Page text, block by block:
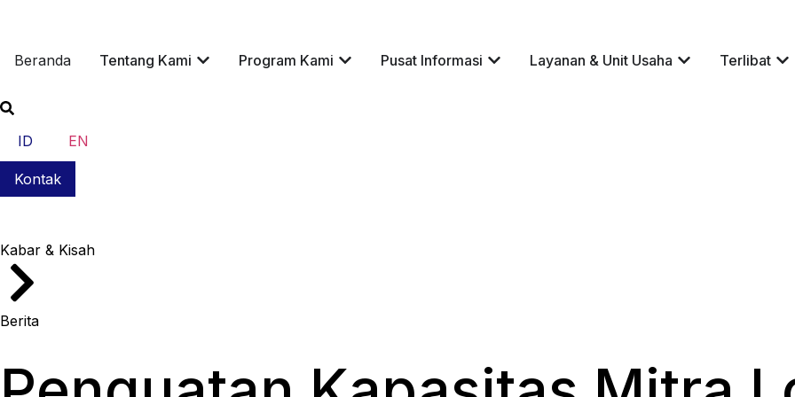
Beranda Tentang Kami Program Kami Pusat Informasi Layanan & Unit Usaha Terlibat
ID EN
Kontak
Kabar & Kisah
Berita